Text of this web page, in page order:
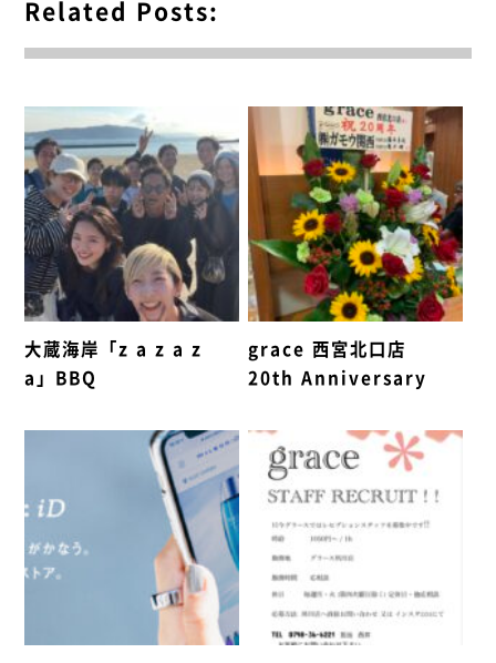
Related Posts:
大蔵海岸「z a z a z
a」BBQ
grace 西宮北口店
20th Anniversary